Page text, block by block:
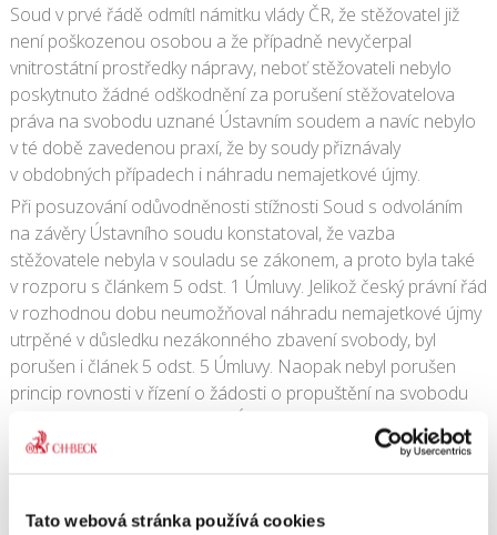
Tato webová stránka používá cookies
Soud v prvé řádě odmítl námitku vlády ČR, že stěžovatel již
není poškozenou osobou a že případně nevyčerpal
vnitrostátní prostředky nápravy, neboť stěžovateli nebylo
poskytnuto žádné odškodnění za porušení stěžovatelova
práva na svobodu uznané Ústavním soudem a navíc nebylo
v té době zavedenou praxí, že by soudy přiznávaly
v obdobných případech i náhradu nemajetkové újmy.
Při posuzování odůvodněnosti stížnosti Soud s odvoláním
na závěry Ústavního soudu konstatoval, že vazba
stěžovatele nebyla v souladu se zákonem, a proto byla také
v rozporu s článkem 5 odst. 1 Úmluvy. Jelikož český právní řád
v rozhodnou dobu neumožňoval náhradu nemajetkové újmy
utrpěné v důsledku nezákonného zbavení svobody, byl
porušen i článek 5 odst. 5 Úmluvy. Naopak nebyl porušen
princip rovnosti v řízení o žádosti o propuštění na svobodu
zakotvený článkem 5 odst. 4 Úmluvy a Soud zamítl rovněž
stěžovatelovu námitku nespravedlivosti trestního řízení.